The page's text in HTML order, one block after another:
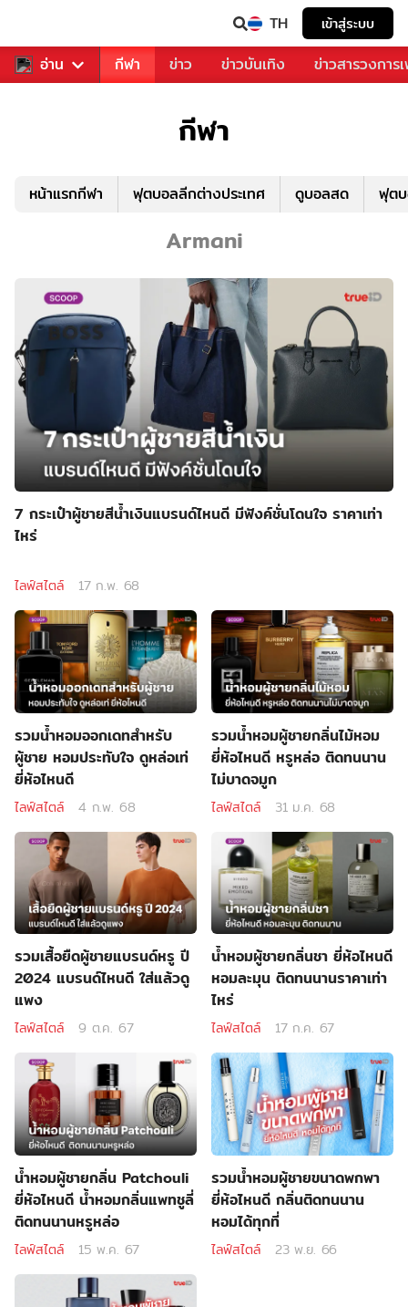
TH เข้าสู่ระบบ
อ่าน
สำหรับคุณ กีฬา ข่าว ข่าวบันเทิง ข่าวสารวงการ
กีฬา
หน้าแรกกีฬา ฟุตบอลลีกต่างประเทศ ดูบอลสด ฟุต
Armani
7 กระเป๋าผู้ชายสีน้ำเงินแบรนด์ไหนดี มีฟังค์ชั่นโดนใจ ราคาเท่า
ไหร่
ไลฟ์สไตล์ 17 ก.พ. 68
รวมน้ำหอมออกเดทสำหรับ
ผู้ชาย หอมประทับใจ ดูหล่อเท่
ยี่ห้อไหนดี
ไลฟ์สไตล์ 4 ก.พ. 68
รวมน้ำหอมผู้ชายกลิ่นไม้หอม
ยี่ห้อไหนดี หรูหล่อ ติดทนนาน
ไม่บาดจมูก
ไลฟ์สไตล์ 31 ม.ค. 68
รวมเสื้อยืดผู้ชายแบรนด์หรู ปี
2024 แบรนด์ไหนดี ใส่แล้วดู
แพง
ไลฟ์สไตล์ 9 ต.ค. 67
น้ำหอมผู้ชายกลิ่นชา ยี่ห้อไหนดี
หอมละมุน ติดทนนานราคาเท่า
ไหร่
ไลฟ์สไตล์ 17 ก.ค. 67
น้ำหอมผู้ชายกลิ่น Patchouli
ยี่ห้อไหนดี น้ำหอมกลิ่นแพทชูลี่
ติดทนนานหรูหล่อ
ไลฟ์สไตล์ 15 พ.ค. 67
รวมน้ำหอมผู้ชายขนาดพกพา
ยี่ห้อไหนดี กลิ่นติดทนนาน
หอมได้ทุกที่
ไลฟ์สไตล์ 23 พ.ย. 66